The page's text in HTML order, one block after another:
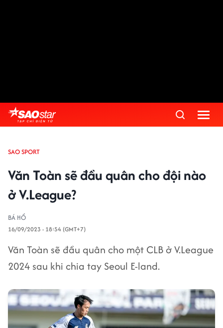
SAO SPORT
Văn Toàn sẽ đầu quân cho đội nào
ở V.League?
BÁ HỔ
16/09/2023 - 18:54 (GMT+7)
Văn Toàn sẽ đầu quân cho một CLB ở V.League
2024 sau khi chia tay Seoul E-land.